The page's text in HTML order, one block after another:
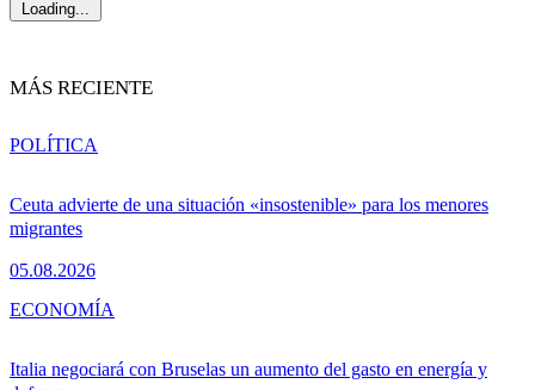
Loading...
MÁS RECIENTE
Ceuta advierte de una situación «insostenible» para los menores
migrantes
05.08.2026
POLÍTICA
Italia negociará con Bruselas un aumento del gasto en energía y
ECONOMÍA